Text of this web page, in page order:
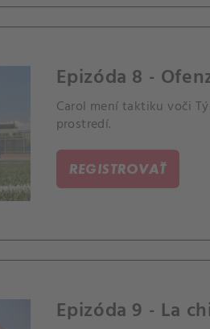
Epizóda 8 -
Carol mení taktiku voči
prostredí.
REGISTROVAŤ
Epizóda 9 - La